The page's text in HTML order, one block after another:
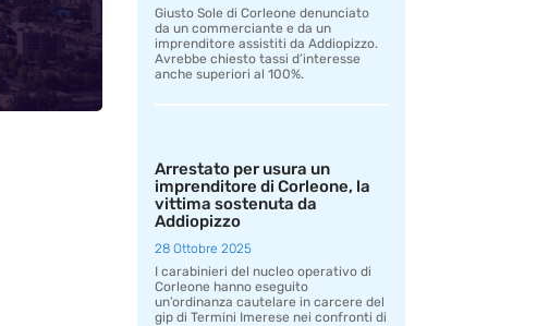
Giusto Sole di Corleone denunciato
da un commerciante e da un
imprenditore assistiti da Addiopizzo.
Avrebbe chiesto tassi d’interesse
anche superiori al 100%.
Arrestato per usura un
imprenditore di Corleone, la
vittima sostenuta da
Addiopizzo
28 Ottobre 2025
I carabinieri del nucleo operativo di
Corleone hanno eseguito
un’ordinanza cautelare in carcere del
gip di Termini Imerese nei confronti di